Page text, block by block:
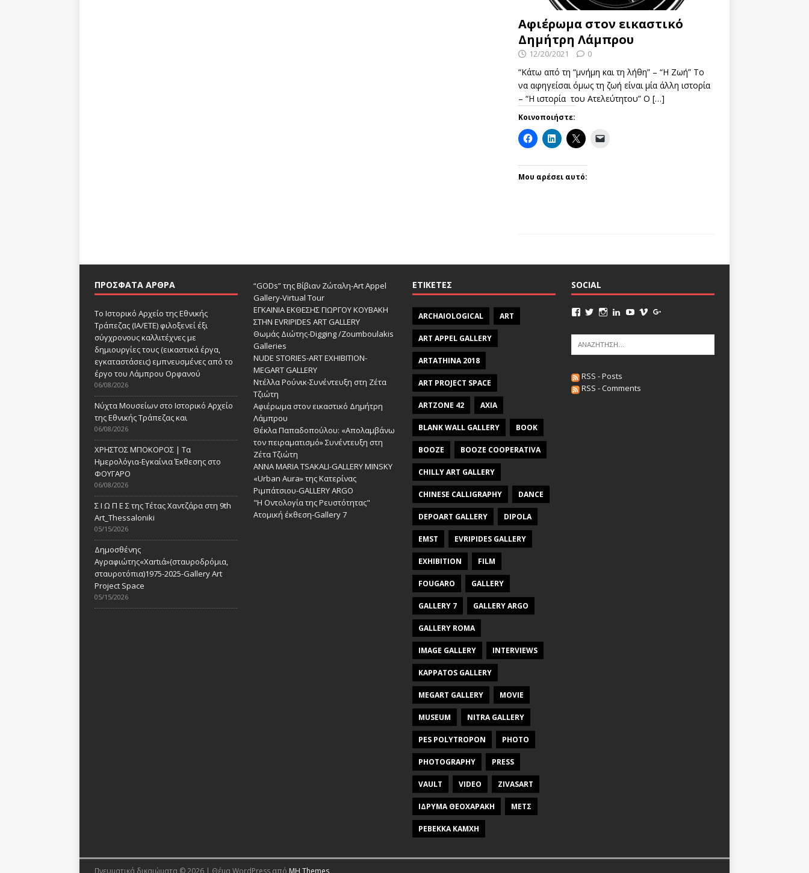
Αφιέρωμα στον εικαστικό
Δημήτρη Λάμπρου
12/20/2021 0
“Κάτω από τη “μνήμη και τη λήθη” – “Η Ζωή” Το
να αφηγείσαι όμως τη ζωή είναι μία άλλη ιστορία
– “Η ιστορία του Ατελεύτητου” Ο […]
Κοινοποιήστε:
Μου αρέσει αυτό:
ΠΡΌΣΦΑΤΑ ΆΡΘΡΑ
Το Ιστορικό Αρχείο της Εθνικής
Τράπεζας (ΙΑ/ΕΤΕ) φιλοξενεί έξι
σύγχρονους καλλιτέχνες με
δημιουργίες τους (εικαστικά έργα,
εγκαταστάσεις) εμπνευσμένες από το
έργο του Λάμπρου Ορφανού
06/08/2026
Νύχτα Μουσείων στο Ιστορικό Αρχείο
της Εθνικής Τράπεζας και
06/08/2026
ΧΡΗΣΤΟΣ ΜΠΟΚΟΡΟΣ | Τα
Ημερολόγια-Εγκαίνια Έκθεσης στο
ΦΟΥΓΑΡΟ
06/08/2026
Σ Ι Ω Π Ε Σ της Τέτας Χαντζάρα στη 9th
Art_Thessaloniki
05/15/2026
Δημοσθένης
Αγραφιώτης«Xαrtιά»(σταυροδρόμια,
σταυροτόπια)1975-2025-Gallery Art
Project Space
05/15/2026
“GODs” της Βίβιαν Ζώταλη-Art Appel
Gallery-Virtual Tour
ΕΓΚΑΙΝΙΑ ΕΚΘΕΣΗΣ ΓΙΩΡΓΟΥ ΚΟΥΒΑΚΗ
ΣΤΗΝ EVRIPIDES ART GALLERY
Θωμάς Διώτης-Digging /Zoumboulakis
Galleries
NUDE STORIES-ΑRT EXHIBITION-
MEGART GALLERY
Ντέλλα Ρούνικ-Συνέντευξη στη Ζέτα
Τζιώτη
Αφιέρωμα στον εικαστικό Δημήτρη
Λάμπρου
Θέκλα Παπαδοπούλου: «Απολαμβάνω
τον πειραματισμό» Συνέντευξη στη
Ζέτα Τζιώτη
ANNA MARIA TSAKALI-GALLERY MINSKY
«Urban Aura» της Κατερίνας
Ριμπάτσιου-GALLERY ARGO
"Η Οντολογία της Ρευστότητας"
Ατομική έκθεση-Gallery 7
ΕΤΙΚΈΤΕΣ
ARCHAIOLOGICAL ART
ART APPEL GALLERY
ARTATHINA 2018
ART PROJECT SPACE
ARTZONE 42 AXIA
BLANK WALL GALLERY BOOK
BOOZE BOOZE COOPERATIVA
CHILLY ART GALLERY
CHINESE CALLIGRAPHY DANCE
DEPOART GALLERY DIPOLA
EMST EVRIPIDES GALLERY
EXHIBITION FILM
FOUGARO GALLERY
GALLERY 7 GALLERY ARGO
GALLERY ROMA
IMAGE GALLERY INTERVIEWS
KAPPATOS GALLERY
MEGART GALLERY MOVIE
MUSEUM NITRA GALLERY
PES POLYTROPON PHOTO
PHOTOGRAPHY PRESS
VAULT VIDEO ZIVASART
ΙΔΡΥΜΑ ΘΕΟΧΑΡΑΚΗ ΜΕΤΣ
ΡΕΒΕΚΚΑ ΚΑΜΧΗ
SOCIAL
RSS - Posts
RSS - Comments
Πνευματικά δικαιώματα © 2026 | Θέμα WordPress από MH Themes